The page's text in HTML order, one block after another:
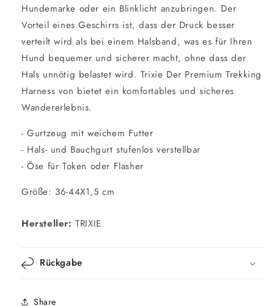
Hundemarke oder ein Blinklicht anzubringen. Der
Vorteil eines Geschirrs ist, dass der Druck besser
verteilt wird als bei einem Halsband, was es für Ihren
Hund bequemer und sicherer macht, ohne dass der
Hals unnötig belastet wird. Trixie Der Premium Trekking
Harness von bietet ein komfortables und sicheres
Wandererlebnis.
- Gurtzeug mit weichem Futter
- Hals- und Bauchgurt stufenlos verstellbar
- Öse für Token oder Flasher
Größe: 36-44X1,5 cm
Hersteller:TRIXIE
Rückgabe
Share